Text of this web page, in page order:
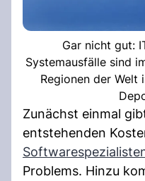
Gar nicht gut:
Systemausfälle sind
Regionen der Welt
Zunächst einmal
entstehenden
Problems. Hinzu